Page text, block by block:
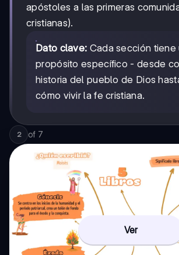
apóstoles a las primeras
cristianas).
Dato clave: Cada sección tiene
propósito específico - desde
historia del pueblo de Dios
cómo vivir la fe cristiana.
2 of 7
Ver